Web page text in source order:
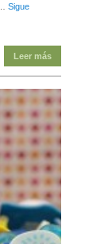
Sigue
Leer más